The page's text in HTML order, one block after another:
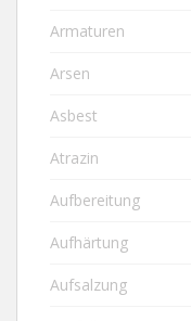
Armaturen
Arsen
Asbest
Atrazin
Aufbereitung
Aufhärtung
Aufsalzung